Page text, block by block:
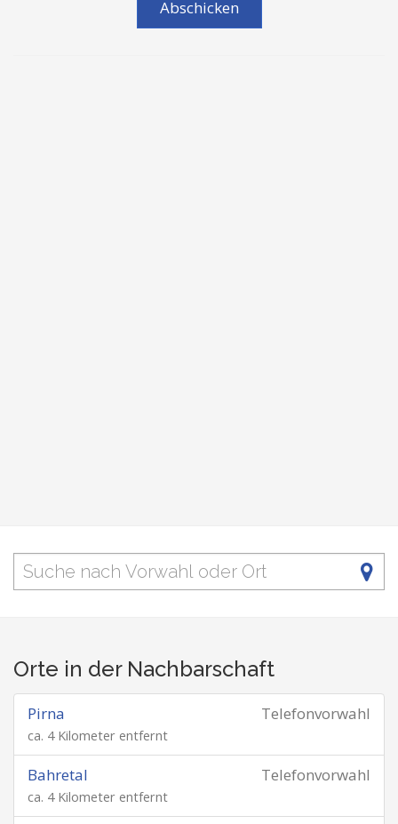
Orte in der Nachbarschaft
Telefonvorwahl
Pirna
ca. 4 Kilometer entfernt
Telefonvorwahl
Bahretal
ca. 4 Kilometer entfernt